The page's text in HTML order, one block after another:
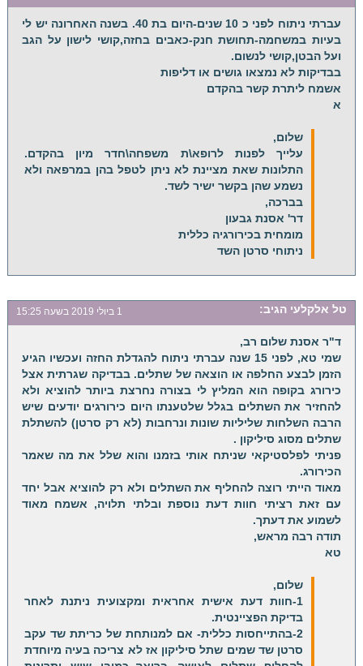
עברתי ניתוח לפני כ 10 שנים-היום בת 40. בשנה האחרונה יש לי
בעיות במשחמה-תחושת חנק-כאבים בחזה,קושי לישון על הגב
ועל הבטן,קושי לנשום.
בבדיקות לא נמצאו גושים או דליפות
אשמח ליתרת קשר בהקדם
א
שלום,
עלייך לפנות לרופא\ת משפחה\חדר מיון בהקדם.
התלונות שאת מציינת לא ניתן לטפל בהן במרפאה ולא
נשמע שהן בקשר ישיר לשד.
בברכה,
דר' אסנת גבעון
מומחית בכירורגיה כללית
ניתוחי סרטן השד
טל אלקלעי הגיב: 1 ביולי 2019 בשעה 15:25
ד"ר אסנת שלום רב,
שמי טא, לפני 15 שנה עברתי ניתוח להגדלת החזה ועכשיו הגיע
הזמן לבצע החלפה או הוצאה של שתלים. בבדיקה שגרתית אצל
כירורג בקופה הוא המליץ לי בצורה נחרצת ביותר להוציא ולא
להחזיר את השתלים בגלל שלטענתו היום כירורגים יודעים שיש
הרבה השלחות שליליות שונות ונרחבות (לא רק סרטן) להשתלת
שתלים מסוג סיליקון .
פניתי לפלסטיקאי שניתח אותי בזמנו והוא שלל את מה שאמר
הכירורג.
מאוד הייתי רוצה להחליף את השתלים ולא רק להוציא אבל יחד
עם זאת רציתי חוות דעת נוספת ובלתי תלויה, אשמח מאוד
לשמוע את דעתך.
תודה רבה מראש,
טא
שלום,
1-חוות דעת אישית אחראית ומקצועית ניתנת לאחר
בדיקת הפציינטית.
2-בהתייחסות כללית- אם למנותחת של כריתת שד עקב
סרטן שד שמים שתל סיליקון אז לא צריכה בעיה מיוחדת